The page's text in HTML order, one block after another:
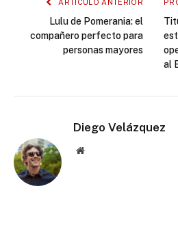
ARTÍCULO ANTERIOR
Lulu de Pomerania: el
compañero perfecto para
personas mayores
al
Diego Velázquez
Website